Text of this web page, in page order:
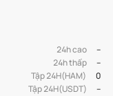
24h cao
--
24h thấp
--
Tập 24H(HAM)
0
Tập 24H(USDT)
--